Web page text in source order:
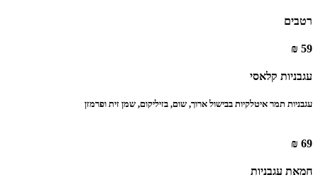
רטבים
59 ₪
עגבניות קלאסי
‏עגבניות תמר איטלקיות בבישול ארוך, שום, בזיליקום, שמן זית ופרמזן
69 ₪
חמאת עגבניות